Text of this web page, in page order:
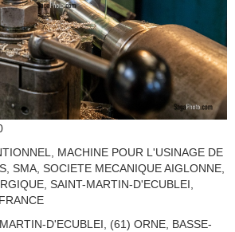
MACHINE POUR L'USINAGE DE
SMA, SOCIETE MECANIQUE AIGLONNE,
SAINT-MARTIN-D'ECUBLEI,
D'ECUBLEI, (61) ORNE, BASSE-